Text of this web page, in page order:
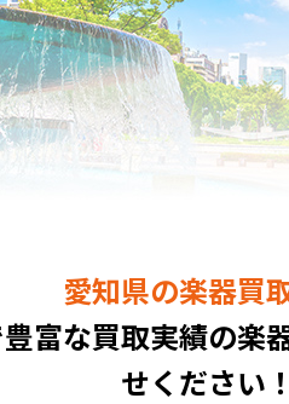
愛知県の楽器買
富な買取実績の楽
せください！